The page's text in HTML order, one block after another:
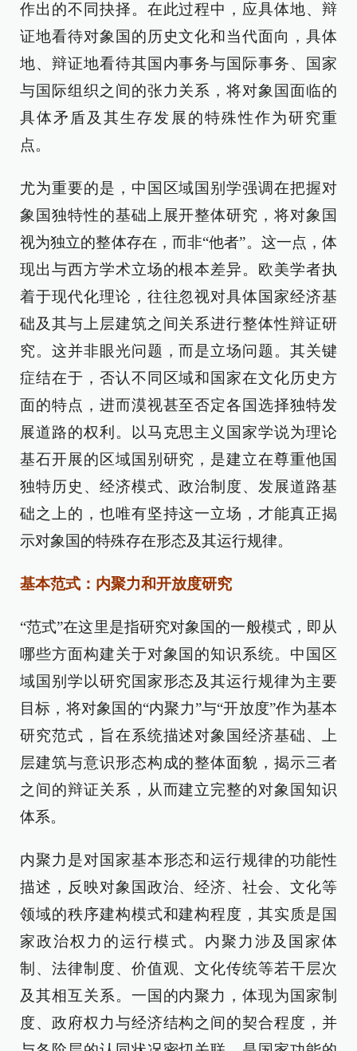
作出的不同抉择。在此过程中，应具体地、辩
证地看待对象国的历史文化和当代面向，具体
地、辩证地看待其国内事务与国际事务、国家
与国际组织之间的张力关系，将对象国面临的
具体矛盾及其生存发展的特殊性作为研究重
点。
尤为重要的是，中国区域国别学强调在把握对
象国独特性的基础上展开整体研究，将对象国
视为独立的整体存在，而非“他者”。这一点，体
现出与西方学术立场的根本差异。欧美学者执
着于现代化理论，往往忽视对具体国家经济基
础及其与上层建筑之间关系进行整体性辩证研
究。这并非眼光问题，而是立场问题。其关键
症结在于，否认不同区域和国家在文化历史方
面的特点，进而漠视甚至否定各国选择独特发
展道路的权利。以马克思主义国家学说为理论
基石开展的区域国别研究，是建立在尊重他国
独特历史、经济模式、政治制度、发展道路基
础之上的，也唯有坚持这一立场，才能真正揭
示对象国的特殊存在形态及其运行规律。
基本范式：内聚力和开放度研究
“范式”在这里是指研究对象国的一般模式，即从
哪些方面构建关于对象国的知识系统。中国区
域国别学以研究国家形态及其运行规律为主要
目标，将对象国的“内聚力”与“开放度”作为基本
研究范式，旨在系统描述对象国经济基础、上
层建筑与意识形态构成的整体面貌，揭示三者
之间的辩证关系，从而建立完整的对象国知识
体系。
内聚力是对国家基本形态和运行规律的功能性
描述，反映对象国政治、经济、社会、文化等
领域的秩序建构模式和建构程度，其实质是国
家政治权力的运行模式。内聚力涉及国家体
制、法律制度、价值观、文化传统等若干层次
及其相互关系。一国的内聚力，体现为国家制
度、政府权力与经济结构之间的契合程度，并